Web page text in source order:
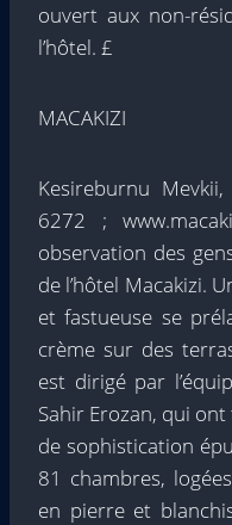
ouvert aux non-
l’hôtel. £
MACAKIZI
Kesireburnu
6272 ;
observation des
de l’hôtel Macakizi.
et fastueuse se
crème sur des
est dirigé par
Sahir Erozan, qui
de sophistication
81 chambres,
en pierre et